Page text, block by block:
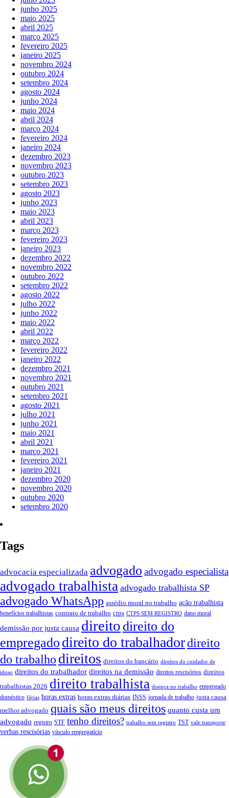
junho 2025
maio 2025
abril 2025
março 2025
fevereiro 2025
janeiro 2025
novembro 2024
outubro 2024
setembro 2024
agosto 2024
junho 2024
maio 2024
abril 2024
março 2024
fevereiro 2024
janeiro 2024
dezembro 2023
novembro 2023
outubro 2023
setembro 2023
agosto 2023
junho 2023
maio 2023
abril 2023
março 2023
fevereiro 2023
janeiro 2023
dezembro 2022
novembro 2022
outubro 2022
setembro 2022
agosto 2022
julho 2022
junho 2022
maio 2022
abril 2022
março 2022
fevereiro 2022
janeiro 2022
dezembro 2021
novembro 2021
outubro 2021
setembro 2021
agosto 2021
julho 2021
junho 2021
maio 2021
abril 2021
março 2021
fevereiro 2021
janeiro 2021
dezembro 2020
novembro 2020
outubro 2020
setembro 2020
Tags
advocacia especializada advogado advogado especialista
advogado trabalhista advogado trabalhista SP
advogado WhatsApp assédio moral no trabalho ação trabalhista
benefícios trabalhistas contrato de trabalho ctps CTPS SEM REGISTRO dano moral
demissão por justa causa direito direito do
empregado direito do trabalhadordireito
do trabalho direitos direitos do bancário direitos do cuidador de
idoso direitos do trabalhador direitos na demissão direitos rescisórios direitos
trabalhistas 2026 direito trabalhista doença no trabalho empregado
doméstico férias horas extras horas extras diárias INSS jornada de trabalho justa causa
melhor advogado quais são meus direitos quanto custa um
advogado registro STF tenho direitos? trabalho sem registro TST vale transporte
verbas rescisórias vínculo empregatício